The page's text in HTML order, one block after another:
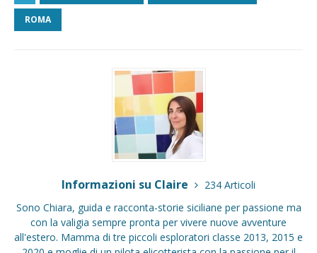
ROMA
Informazioni su Claire
234 Articoli
Sono Chiara, guida e racconta-storie siciliane per passione ma
con la valigia sempre pronta per vivere nuove avventure
all'estero. Mamma di tre piccoli esploratori classe 2013, 2015 e